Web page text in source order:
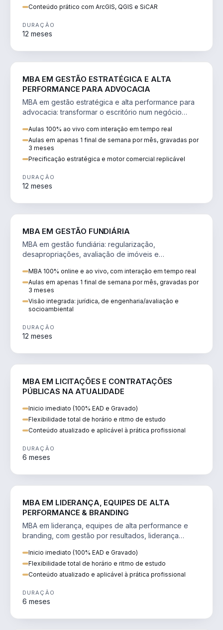
Conteúdo prático com ArcGIS, QGIS e SiCAR
DURAÇÃO
12 meses
MBA EM GESTÃO ESTRATÉGICA E ALTA
PERFORMANCE PARA ADVOCACIA
MBA em gestão estratégica e alta performance para
advocacia: transformar o escritório num negócio
Aulas 100% ao vivo com interação em tempo real
Aulas em apenas 1 final de semana por mês, gravadas por
3 meses
Precificação estratégica e motor comercial replicável
DURAÇÃO
12 meses
MBA EM GESTÃO FUNDIÁRIA
MBA em gestão fundiária: regularização,
desapropriações, avaliação de imóveis e
MBA 100% online e ao vivo, com interação em tempo real
Aulas em apenas 1 final de semana por mês, gravadas por
3 meses
Visão integrada: jurídica, de engenharia/avaliação e
socioambiental
DURAÇÃO
12 meses
MBA EM LICITAÇÕES E CONTRATAÇÕES
PÚBLICAS NA ATUALIDADE
Inicio imediato (100% EAD e Gravado)
Flexibilidade total de horário e ritmo de estudo
Conteúdo atualizado e aplicável à prática profissional
DURAÇÃO
6 meses
MBA EM LIDERANÇA, EQUIPES DE ALTA
PERFORMANCE & BRANDING
MBA em liderança, equipes de alta performance e
branding, com gestão por resultados, liderança
Inicio imediato (100% EAD e Gravado)
Flexibilidade total de horário e ritmo de estudo
Conteúdo atualizado e aplicável à prática profissional
DURAÇÃO
6 meses